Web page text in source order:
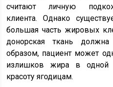
считают личную
клиента. Однако
большая часть жировых
донорская ткань
образом, пациент может
излишков жира в одной
красоту ягодицам.